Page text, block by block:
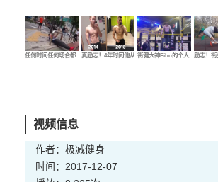
任何时间任何场合都… 真励志！4年时间他从…街健大神Fibo的个人…励志！
视频信息
作者：极减健身
时间：2017-12-07